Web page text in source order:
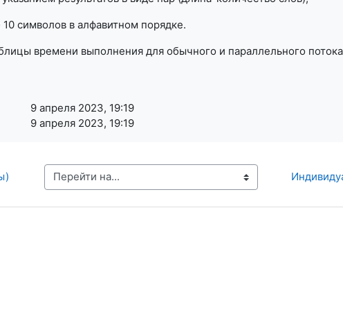
символов в алфавитном порядке.
времени выполнения для обычного и параллельного
9 апреля 2023, 19:19
9 апреля 2023, 19:19
Перейти на...